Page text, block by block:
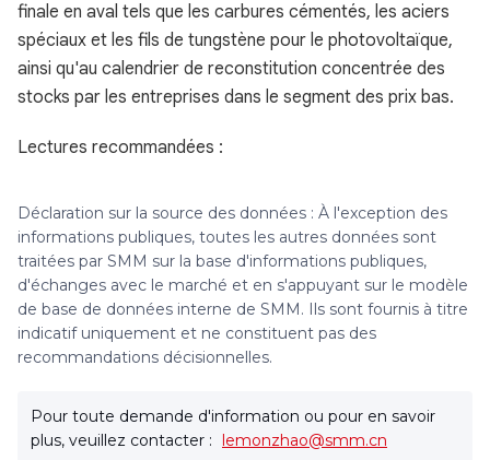
finale en aval tels que les carbures cémentés, les aciers
spéciaux et les fils de tungstène pour le photovoltaïque,
ainsi qu'au calendrier de reconstitution concentrée des
stocks par les entreprises dans le segment des prix bas.
Lectures recommandées :
Déclaration sur la source des données : À l'exception des
informations publiques, toutes les autres données sont
traitées par SMM sur la base d'informations publiques,
d'échanges avec le marché et en s'appuyant sur le modèle
de base de données interne de SMM. Ils sont fournis à titre
indicatif uniquement et ne constituent pas des
recommandations décisionnelles.
Pour toute demande d'information ou pour en savoir
plus, veuillez contacter : lemonzhao@smm.cn